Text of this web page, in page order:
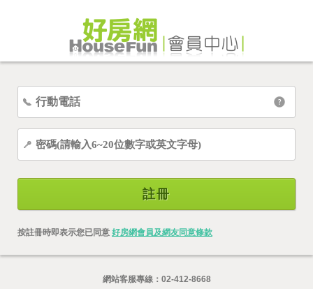
註冊
按註冊時即表示您已同意 好房網會員及網友同意條款
網站客服專線： 02-412-8668